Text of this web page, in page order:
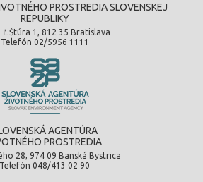
PROSTREDIA SLOVENSKEJ
REPUBLIKY
Ľ.Štúra 1, 812 35 Bratislava
Telefón 02/5956 1111
AGENTÚRA
PROSTREDIA
28, 974 09 Banská Bystrica
Telefón 048/413 02 90